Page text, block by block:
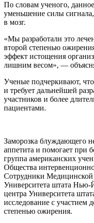
По словам ученого,
уменьшение силы
в мозг.
«Мы разработали это
второй степенью
эффект истощения
лишним весом», —
Ученые подчеркивают,
и требует дальнейшей
участников и более
пациентами.
Заморозка блуждающего
аппетита и помогает при
группа американских
Общества
Сотрудники
Университета штата
центра Университета
исследование с участием
степенью ожирения.